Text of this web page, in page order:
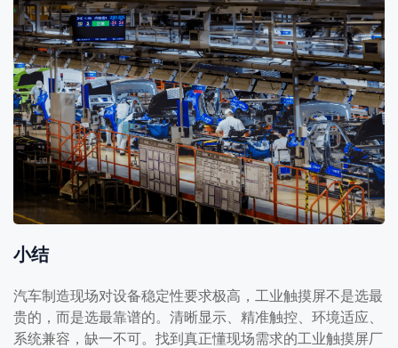
小结
汽车制造现场对设备稳定性要求极高，工业触摸屏不是选最
贵的，而是选最靠谱的。清晰显示、精准触控、环境适应、
系统兼容，缺一不可。找到真正懂现场需求的工业触摸屏厂